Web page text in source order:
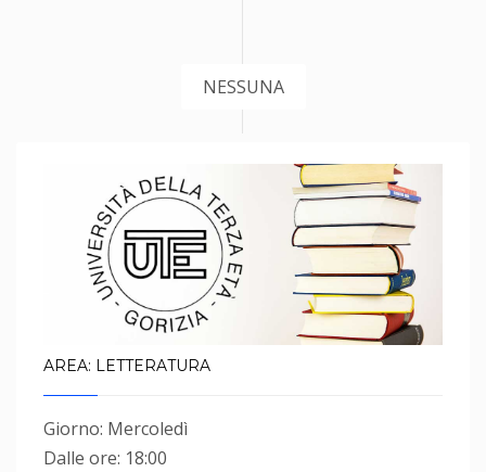
NESSUNA
AREA: LETTERATURA
Giorno: Mercoledì
Dalle ore: 18:00